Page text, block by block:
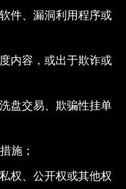
件、漏洞利用程序或
内容，或出于欺诈或
盘交易、欺骗性挂单
施；
权、公开权或其他权